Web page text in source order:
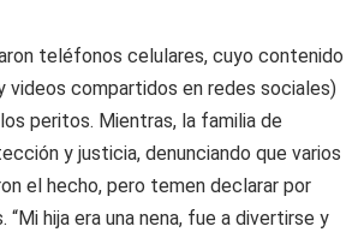
teléfonos celulares, cuyo contenido
videos compartidos en redes sociales)
peritos. Mientras, la familia de
y justicia, denunciando que varios
el hecho, pero temen declarar por
“Mi hija era una nena, fue a divertirse y